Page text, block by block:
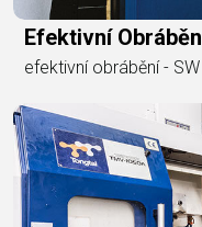
Efektivní
efektivní obrábění -